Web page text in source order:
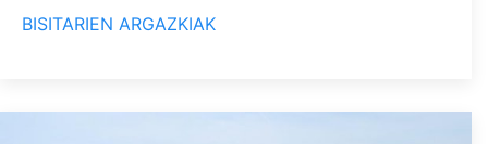
BISITARIEN ARGAZKIAK